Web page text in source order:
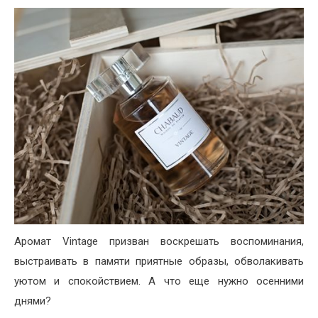
Аромат Vintage призван воскрешать воспоминания,
выстраивать в памяти приятные образы, обволакивать
уютом и спокойствием. А что еще нужно осенними
днями?